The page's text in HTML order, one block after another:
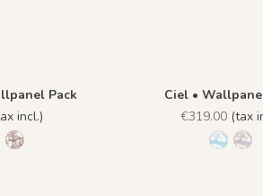
Pack
incl.)
Fern Green
- Greyness
R034 - Old Brown
Ciel •
€319.00(tax
R009 -